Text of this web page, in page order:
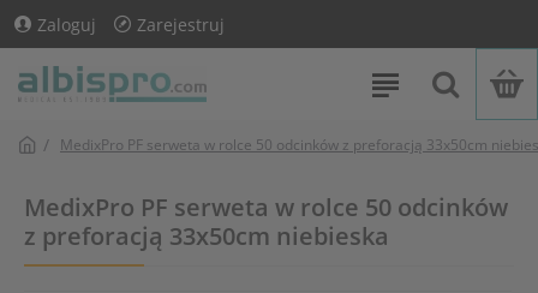
Zaloguj Zarejestruj
MedixPro PF serweta w rolce 50 odcinków z preforacją 33x50cm
MedixPro PF serweta w rolce 50 odcinków
z preforacją 33x50cm niebieska